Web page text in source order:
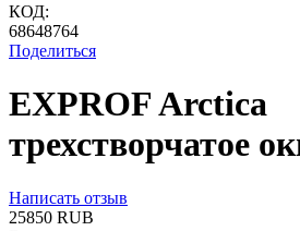
КОД:
68648764
Поделиться
EXPROF Arctica
трехстворчатое
Написать отзыв
‍25850‍ RUB